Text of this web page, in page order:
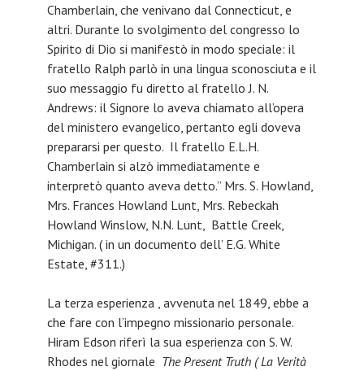
Chamberlain, che venivano dal Connecticut, e
altri. Durante lo svolgimento del congresso lo
Spirito di Dio si manifestò in modo speciale: il
fratello Ralph parlò in una lingua sconosciuta e il
suo messaggio fu diretto al fratello J. N.
Andrews: il Signore lo aveva chiamato all’opera
del ministero evangelico, pertanto egli doveva
prepararsi per questo. Il fratello E.L.H.
Chamberlain si alzò immediatamente e
interpretò quanto aveva detto.” Mrs. S. Howland,
Mrs. Frances Howland Lunt, Mrs. Rebeckah
Howland Winslow, N.N. Lunt, Battle Creek,
Michigan. ( in un documento dell’ E.G. White
Estate, #311.)
La terza esperienza , avvenuta nel 1849, ebbe a
che fare con l’impegno missionario personale.
Hiram Edson riferì la sua esperienza con S. W.
Rhodes nel giornale The Present Truth ( La Verità